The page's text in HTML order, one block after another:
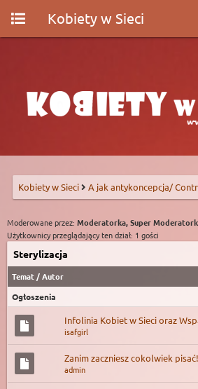
Kobiety w Sieci
Kobiety w Sieci A jak antykoncepcja/
Moderowane przez: Moderatorka, Super
Użytkownicy przeglądający ten dział: 1 gości
Sterylizacja
Temat /Autor
Ogłoszenia
Infolinia Kobiet w Sieci oraz
isafgirl
Zanim zaczniesz cokolwiek pisać!
admin